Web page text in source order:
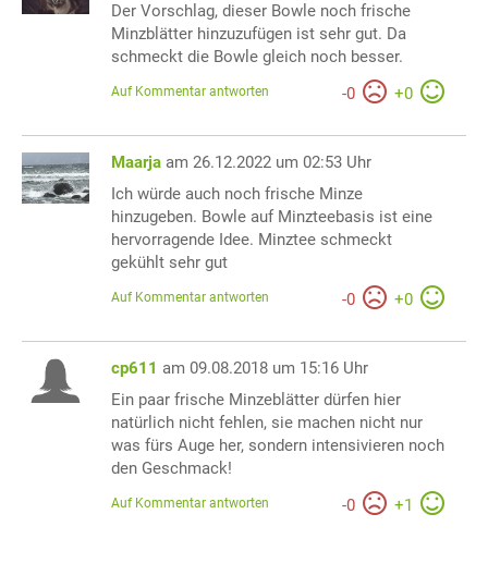
Der Vorschlag, dieser Bowle noch frische
Minzblätter hinzuzufügen ist sehr gut. Da
schmeckt die Bowle gleich noch besser.
-0 +0
Auf Kommentar antworten
Maarja am 26.12.2022 um 02:53 Uhr
Ich würde auch noch frische Minze
hinzugeben. Bowle auf Minzteebasis ist eine
hervorragende Idee. Minztee schmeckt
gekühlt sehr gut
-0 +0
Auf Kommentar antworten
cp611 am 09.08.2018 um 15:16 Uhr
Ein paar frische Minzeblätter dürfen hier
natürlich nicht fehlen, sie machen nicht nur
was fürs Auge her, sondern intensivieren noch
den Geschmack!
-0 +1
Auf Kommentar antworten